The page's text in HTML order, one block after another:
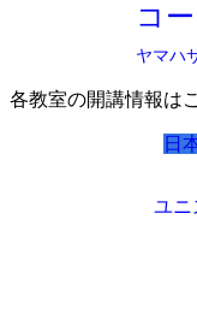
コ
ヤマハ
各教室の開講情報は
日
ユニ